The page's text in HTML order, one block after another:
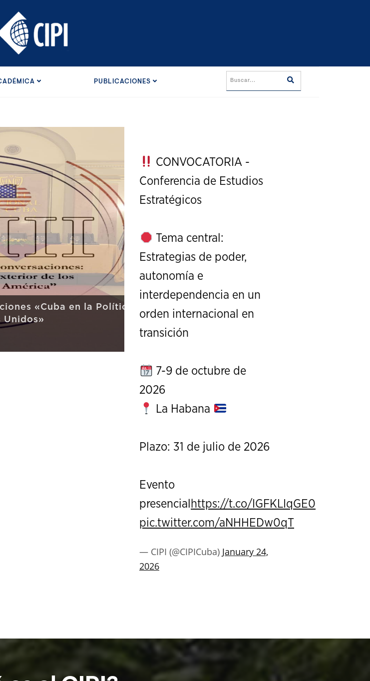
PUBLICACIONES
en la Política
X Conferencia de Estudios
CONVOCATORIA -
Conferencia de Estudios
Estratégicos
Tema central:
Estrategias de poder,
autonomía e
interdependencia en un
orden internacional en
transición
7-9 de octubre de
2026
La Habana
Plazo: 31 de julio de 2026
Evento
presencial https://t.co/IGFKLIqGE0
pic.twitter.com/aNHHEDw0qT
— CIPI (@CIPICuba) January 24,
2026